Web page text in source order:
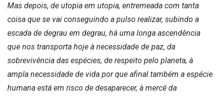
Mas depois, de utopia em utopia, entremeada com tanta
coisa que se vai conseguindo a pulso realizar, subindo a
escada de degrau em degrau, há uma longa ascendência
que nos transporta hoje à necessidade de paz, da
sobrevivência das espécies, de respeito pelo planeta, à
ampla necessidade de vida por que afinal também a espécie
humana está em risco de desaparecer, à mercê da